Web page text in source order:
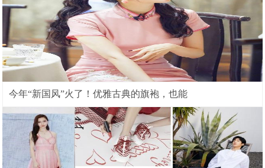
今年“新国风”火了！优雅古典的旗袍，也能